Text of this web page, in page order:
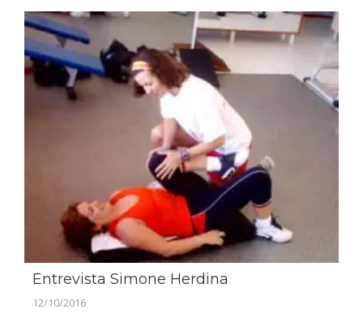
Entrevista Simone Herdina
12/10/2016